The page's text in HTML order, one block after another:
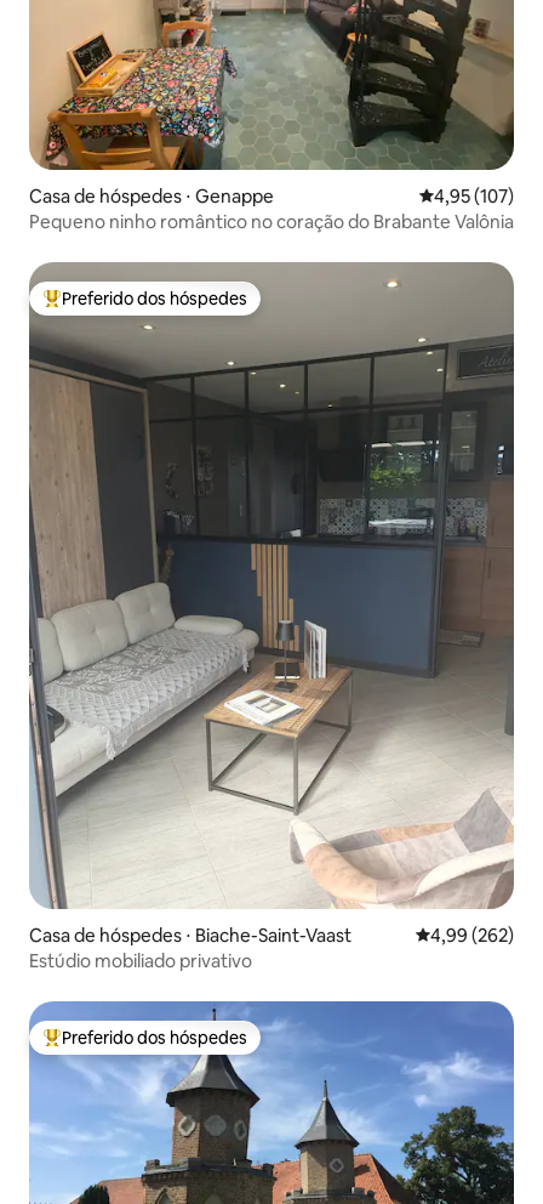
Casa de hóspedes ⋅ Genappe 4,95 de uma
4,95 (107)
Pequeno ninho romântico no coração do Brabante Valônia
Entre os melhores preferidos dos hóspedes
Preferido dos hóspedes
Casa de hóspedes ⋅ Biache-Saint-Vaast 4,99 de uma
4,99 (262)
Estúdio mobiliado privativo
Entre os melhores preferidos dos hóspedes
Preferido dos hóspedes